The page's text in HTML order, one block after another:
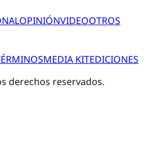
OPINIÓNVIDEOOTROS
MEDIA KITEDICIONES
derechos reservados.